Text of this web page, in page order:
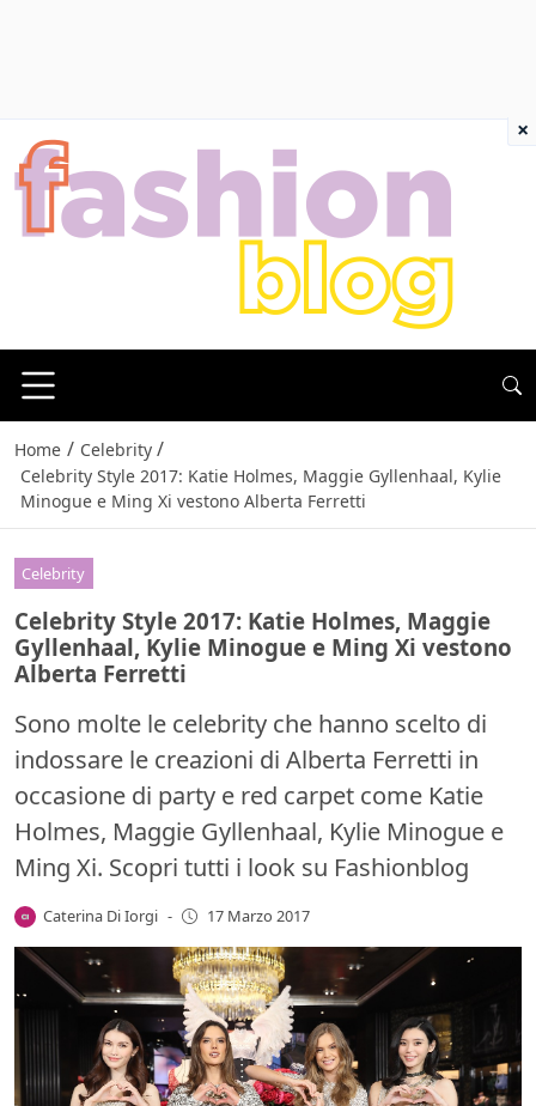
Home / Celebrity /
Celebrity Style 2017: Katie Holmes, Maggie Gyllenhaal, Kylie
Minogue e Ming Xi vestono Alberta Ferretti
Celebrity
Celebrity Style 2017: Katie Holmes, Maggie
Gyllenhaal, Kylie Minogue e Ming Xi vestono
Alberta Ferretti
Sono molte le celebrity che hanno scelto di
indossare le creazioni di Alberta Ferretti in
occasione di party e red carpet come Katie
Holmes, Maggie Gyllenhaal, Kylie Minogue e
Ming Xi. Scopri tutti i look su Fashionblog
Caterina Di Iorgi - 17 Marzo 2017
×